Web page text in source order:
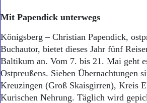
Mit Papendick unterwegs
Königsberg – Christian Papendick,
Buchautor, bietet dieses Jahr fünf
Baltikum an. Vom 7. bis 21. Mai geht
Ostpreußens. Sieben Übernachtungen
Kreuzingen (Groß Skaisgirren), Kreis
Kurischen Nehrung. Täglich wird